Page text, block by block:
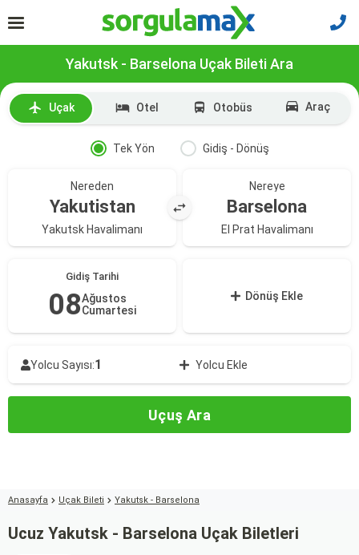
Yakutsk - Barselona Uçak Bileti Ara
Uçak Otel Otobüs Araç
Tek Yön Gidiş - Dönüş
Nereden
Yakutistan
Yakutsk Havalimanı
Nereye
Barselona
El Prat Havalimanı
Gidiş Tarihi
08Ağustos
Cumartesi
Dönüş Ekle
Yolcu Sayısı:1 Yolcu Ekle
Uçuş Ara
Anasayfa Uçak Bileti Yakutsk - Barselona
Ucuz Yakutsk - Barselona Uçak Biletleri